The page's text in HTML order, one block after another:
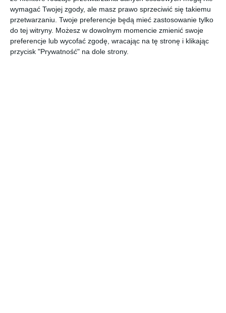
wymagać Twojej zgody, ale masz prawo sprzeciwić się takiemu
przetwarzaniu. Twoje preferencje będą mieć zastosowanie tylko
do tej witryny. Możesz w dowolnym momencie zmienić swoje
preferencje lub wycofać zgodę, wracając na tę stronę i klikając
przycisk "Prywatność" na dole strony.
0VE3375
GB1
684 00
przejdź do
sklepu
DBYD
0DB2105
001
179 40
przejdź do
sklepu
VOGUE
0VY2034
2966
26320
przejdź do
RAY-BAN
0RX7140
5687 CORE
639 20
przejdź do